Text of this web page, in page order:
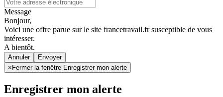
Message
Bonjour,
Voici une offre parue sur le site francetravail.fr susceptible de vous
intéresser.
A bientôt.
Annuler
× Fermer la fenêtre Enregistrer mon alerte
Enregistrer mon alerte